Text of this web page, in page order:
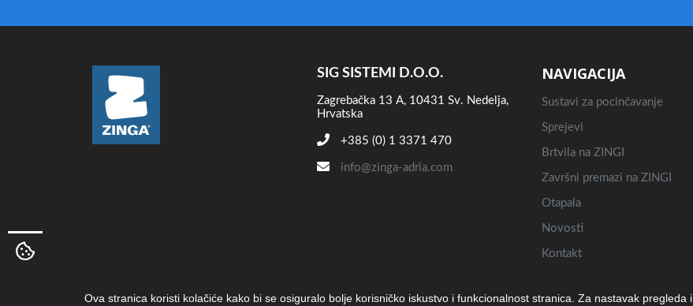
SIG SISTEMI D.O.O.
Zagrebačka 13 A, 10431 Sv. Nedelja,
Hrvatska
+385 (0) 1 3371 470
info@zinga-adria.com
NAVIGACIJA
Sustavi za pocinčavanje
Sprejevi
Brtvila na ZINGI
Završni premazi na ZINGI
Otapala
Novosti
Kontakt
Ova stranica koristi kolačiće kako bi se osiguralo bolje korisničko iskustvo i funkcionalnost stranica. Za nastavak pregleda i